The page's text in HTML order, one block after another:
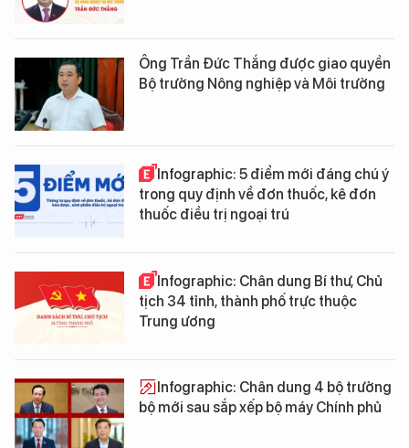
Ông Trần Đức Thắng được giao quyền
Bộ trưởng Nông nghiệp và Môi trường
Infographic: 5 điểm mới đáng chú ý
trong quy định về đơn thuốc, kê đơn
thuốc điều trị ngoại trú
Infographic: Chân dung Bí thư, Chủ
tịch 34 tỉnh, thành phố trực thuộc
Trung ương
Infographic: Chân dung 4 bộ trưởng
bộ mới sau sắp xếp bộ máy Chính phủ